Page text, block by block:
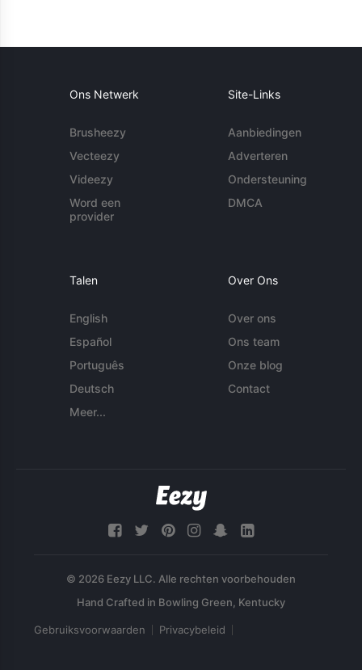
Ons Netwerk
Brusheezy
Vecteezy
Videezy
Word een
provider
Site-Links
Aanbiedingen
Adverteren
Ondersteuning
DMCA
Talen
English
Español
Português
Deutsch
Meer...
Over Ons
Over ons
Ons team
Onze blog
Contact
© 2026 Eezy LLC. Alle rechten voorbehouden
Gebruiksvoorwaarden Privacybeleid